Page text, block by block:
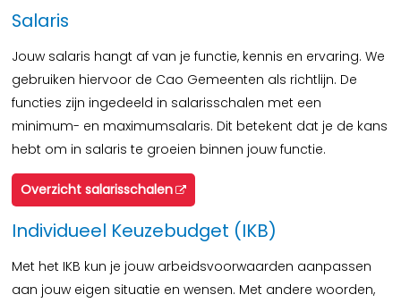
Salaris
Jouw salaris hangt af van je functie, kennis en ervaring. We
gebruiken hiervoor de Cao Gemeenten als richtlijn. De
functies zijn ingedeeld in salarisschalen met een
minimum- en maximumsalaris. Dit betekent dat je de kans
hebt om in salaris te groeien binnen jouw functie.
Overzicht salarisschalen
Individueel Keuzebudget (IKB)
Met het IKB kun je jouw arbeidsvoorwaarden aanpassen
aan jouw eigen situatie en wensen. Met andere woorden,